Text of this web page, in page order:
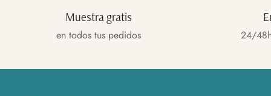
Muestra gratis
en todos tus pedidos 24/